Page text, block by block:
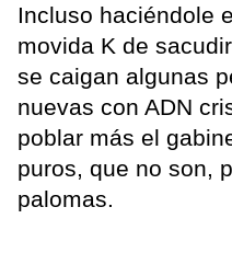
Incluso haciéndole
movida K de
se caigan algunas
nuevas con ADN
poblar más el
puros, que no son,
palomas.